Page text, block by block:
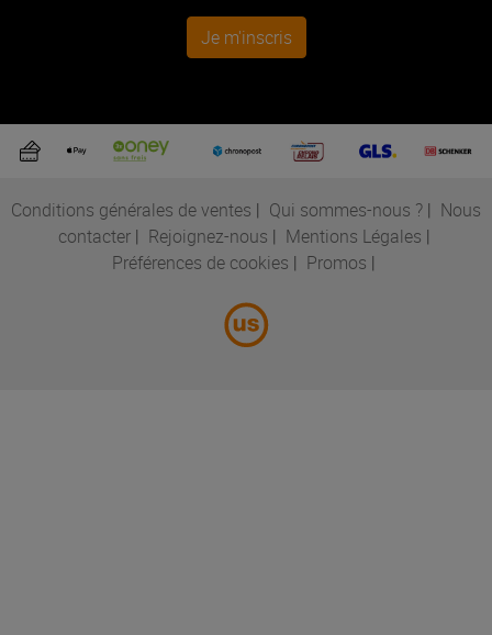
Je m'inscris
Conditions générales de ventes | Qui sommes-nous ? | Nous
contacter| Rejoignez-nous | Mentions Légales |
Préférences de cookies | Promos |